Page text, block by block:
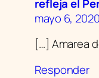
refleja el
mayo 6,
[…] Amarea
Responder